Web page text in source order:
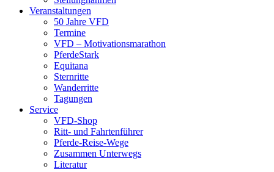
Veranstaltungen
50 Jahre VFD
Termine
VFD – Motivationsmarathon
PferdeStark
Equitana
Sternritte
Wanderritte
Tagungen
Service
VFD-Shop
Ritt- und Fahrtenführer
Pferde-Reise-Wege
Zusammen Unterwegs
Literatur